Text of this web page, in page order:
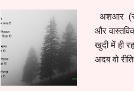
अशआर
और
खुदी में ही
अदब वो